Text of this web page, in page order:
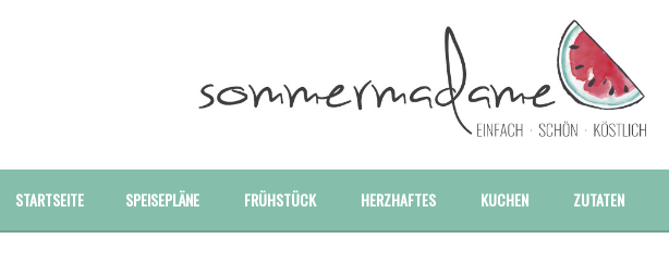
STARTSEITE SPEISEPLÄNE FRÜHSTÜCK HERZHAFTES KUCHEN ZUTATEN